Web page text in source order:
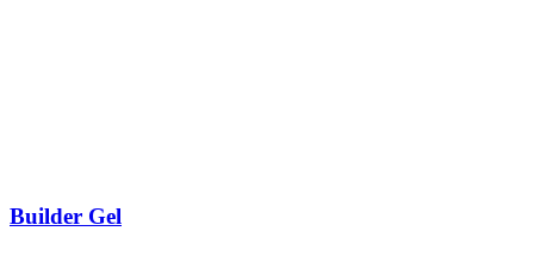
Builder Gel